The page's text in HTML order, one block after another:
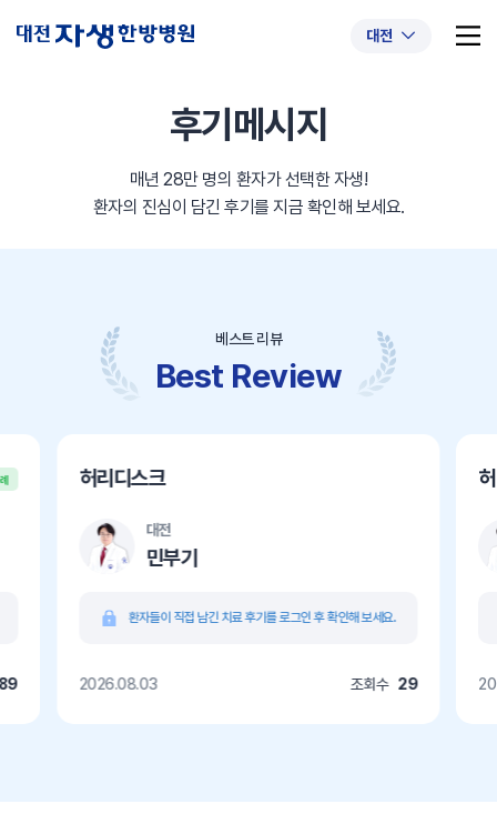
대전
추천 검색어 #초음파약침 #척추압박골절
후기메시지
매년 28만 명의 환자가 선택한 자생!
환자의 진심이 담긴 후기를 지금 확인해 보세요.
베스트 리뷰
Best Review
허리디스크
대전
민부기
환자들이 직접 남긴 치료 후기를 로그인 후 확인해 보세요.
2026.08.03 조회수 29